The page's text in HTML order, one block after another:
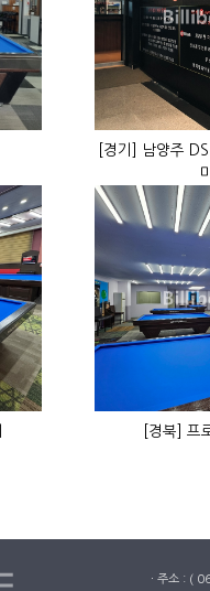
[경기] 남양주
[경북] 프
ㆍ주소 : (